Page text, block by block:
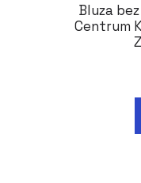
Bluza
Centrum